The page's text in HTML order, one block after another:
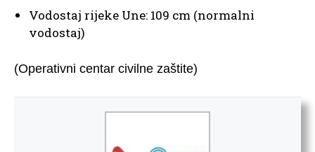
Vodostaj rijeke Une: 109 cm (normalni
vodostaj)
(Operativni centar civilne zaštite)